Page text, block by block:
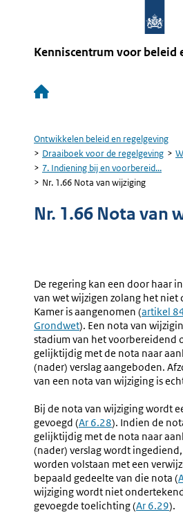
Kenniscentrum voor beleid
Hoofdnavigatie
Kruimelpad
Ontwikkelen beleid en regelgeving
Draaiboek voor de regelgeving
7. Indiening bij en voorbereid...
Nr. 1.66 Nota van wijziging
Nr. 1.66 Nota van
De regering kan een door haar
van wet wijzigen zolang het niet
Kamer is aangenomen (Externe
link:
artikel
Grondwet). Een nota van
stadium van het voorbereidend
gelijktijdig met de nota naar
(nader) verslag aangeboden.
van een nota van wijziging is
Bij de nota van wijziging wordt
gevoegd (Ar 6.28). Indien de
gelijktijdig met de nota naar
(nader) verslag wordt
worden volstaan met een
bepaald gedeelte van die nota (
wijziging wordt niet
gevoegde toelichting (Ar 6.29).